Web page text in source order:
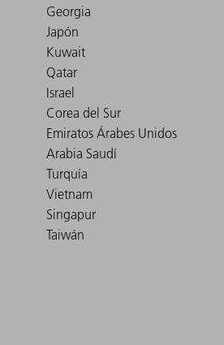
Georgia
Japón
Kuwait
Qatar
Israel
Corea del Sur
Emiratos Árabes Unidos
Arabia Saudí
Turquía
Vietnam
Singapur
Taiwán